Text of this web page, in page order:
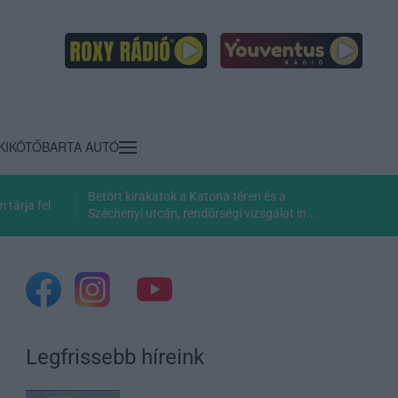
BARTA AUTÓ
tárja fel
Betört kirakatok a Katona téren és a
Széchenyi utcán, rendőrségi vizsgálat in...
Legfrissebb híreink